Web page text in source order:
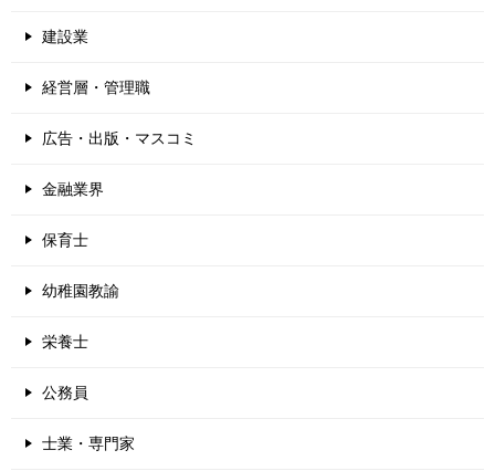
建設業
経営層・管理職
広告・出版・マスコミ
金融業界
保育士
幼稚園教諭
栄養士
公務員
士業・専門家